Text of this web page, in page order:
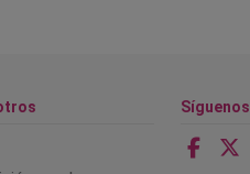
Síguenos